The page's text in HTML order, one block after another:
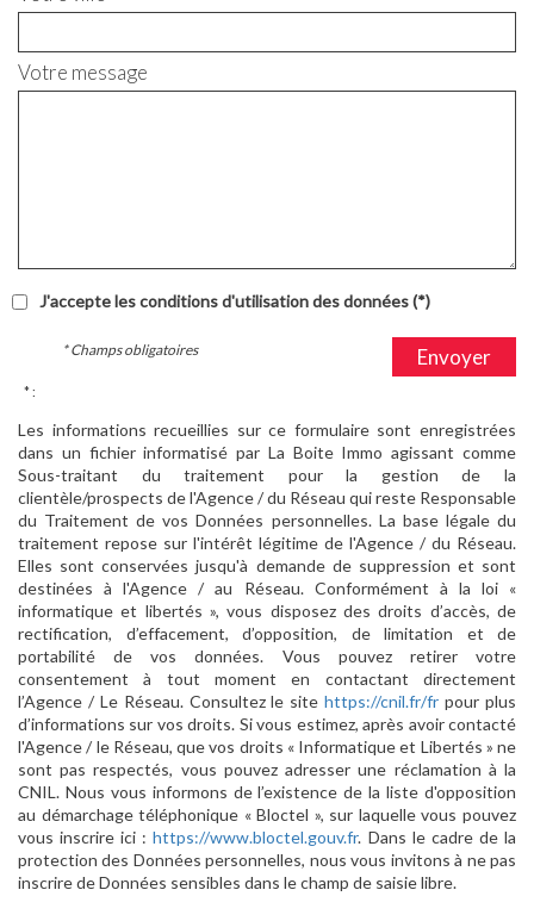
Votre message
J'accepte les conditions d'utilisation des données (*)
Envoyer
* Champs obligatoires
* :
Les informations recueillies sur ce formulaire sont enregistrées
dans un fichier informatisé par La Boite Immo agissant comme
Sous-traitant du traitement pour la gestion de la
clientèle/prospects de l'Agence / du Réseau qui reste Responsable
du Traitement de vos Données personnelles. La base légale du
traitement repose sur l'intérêt légitime de l'Agence / du Réseau.
Elles sont conservées jusqu'à demande de suppression et sont
destinées à l'Agence / au Réseau. Conformément à la loi «
informatique et libertés », vous disposez des droits d’accès, de
rectification, d’effacement, d’opposition, de limitation et de
portabilité de vos données. Vous pouvez retirer votre
consentement à tout moment en contactant directement
l’Agence / Le Réseau. Consultez le sitehttps://cnil.fr/fr pour plus
d’informations sur vos droits. Si vous estimez, après avoir contacté
l'Agence / le Réseau, que vos droits « Informatique et Libertés » ne
sont pas respectés, vous pouvez adresser une réclamation à la
CNIL. Nous vous informons de l’existence de la liste d'opposition
au démarchage téléphonique « Bloctel », sur laquelle vous pouvez
vous inscrire ici :https://www.bloctel.gouv.fr. Dans le cadre de la
protection des Données personnelles, nous vous invitons à ne pas
inscrire de Données sensibles dans le champ de saisie libre.